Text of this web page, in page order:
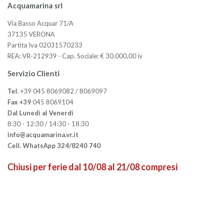
Acquamarina srl
Via Basso Acquar 71/A
37135 VERONA
Partita Iva 02031570233
REA: VR-212939 - Cap. Sociale: € 30.000,00 iv
Servizio Clienti
Tel. +39 045 8069082 / 8069097
Fax +39045 8069104
Dal Lunedì al Venerdì
8:30 - 12:30 / 14:30 - 18:30
info@acquamarina.vr.it
Cell. WhatsApp 324/8240 740
Chiusi per ferie dal 10/08 al 21/08 compresi